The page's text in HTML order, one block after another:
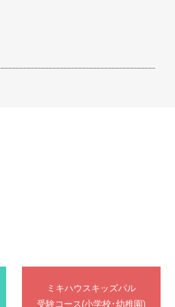
ミキハウスキッズパル
受験コース(小学校･幼稚園)